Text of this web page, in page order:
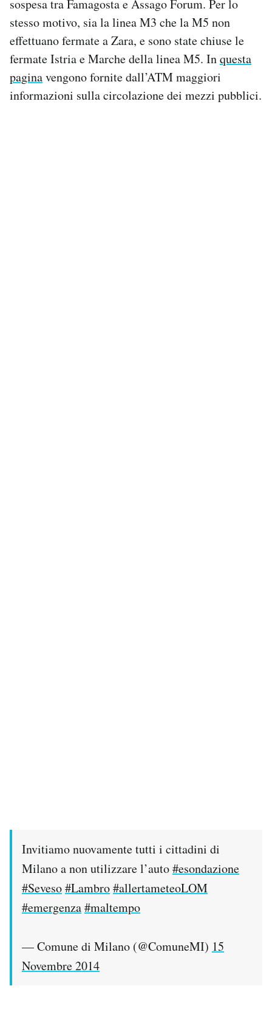
sospesa tra Famagosta e Assago Forum. Per lo
stesso motivo, sia la linea M3 che la M5 non
effettuano fermate a Zara, e sono state chiuse le
fermate Istria e Marche della linea M5. Inquesta
paginavengono fornite dall’ATM maggiori
informazioni sulla circolazione dei mezzi pubblici.
Invitiamo nuovamente tutti i cittadini di
Milano a non utilizzare l’auto#esondazione
#Seveso#Lambro#allertameteoLOM
#emergenza#maltempo
— Comune di Milano (@ComuneMI) 15
Novembre 2014